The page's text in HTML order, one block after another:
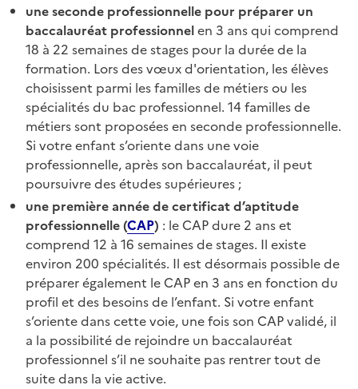
une seconde professionnelle pour préparer un
baccalauréat professionnelen 3 ans qui comprend
18 à 22 semaines de stages pour la durée de la
formation. Lors des vœux d'orientation, les élèves
choisissent parmi les familles de métiers ou les
spécialités du bac professionnel. 14 familles de
métiers sont proposées en seconde professionnelle.
Si votre enfant s’oriente dans une voie
professionnelle, après son baccalauréat, il peut
poursuivre des études supérieures ;
une première année de certificat d’aptitude
professionnelle (CAP) : le CAP dure 2 ans et
comprend 12 à 16 semaines de stages. Il existe
environ 200 spécialités. Il est désormais possible de
préparer également le CAP en 3 ans en fonction du
profil et des besoins de l’enfant. Si votre enfant
s’oriente dans cette voie, une fois son CAP validé, il
a la possibilité de rejoindre un baccalauréat
professionnel s’il ne souhaite pas rentrer tout de
suite dans la vie active.